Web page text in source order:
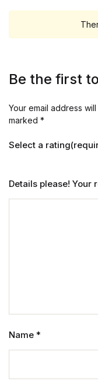
Your email address
marked *
Select a
Details please! Your
Name *